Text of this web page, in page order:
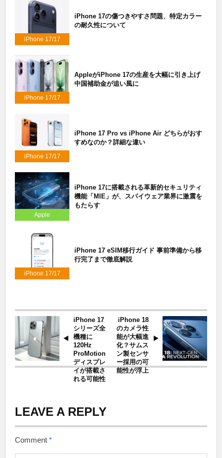
iPhone 17/17
iPhone 17の傷つきやすさ問題、特定カラー
の耐久性について
iPhone 17/17
AppleがiPhone 17の生産を大幅に引き上げ
中国補助金が追い風に
iPhone 17/17
iPhone 17 Pro vs iPhone Air どちらがおす
すめなのか？詳細な違い
Apple
iPhone 17に搭載される革新的セキュリティ
機能「MIE」が、スパイウェア業界に激震を
もたらす
iPhone 17/17
iPhone 17 eSIM移行ガイド 事前準備から移
行完了まで徹底解説
iPhone 17
シリーズ全
機種に
120Hz
ProMotion
ディスプレ
イが搭載さ
れる可能性
iPhone 18
のカメラ性
能が大幅進
化？サムス
ン製センサ
ー採用の可
能性が浮上
LEAVE A REPLY
Comment *